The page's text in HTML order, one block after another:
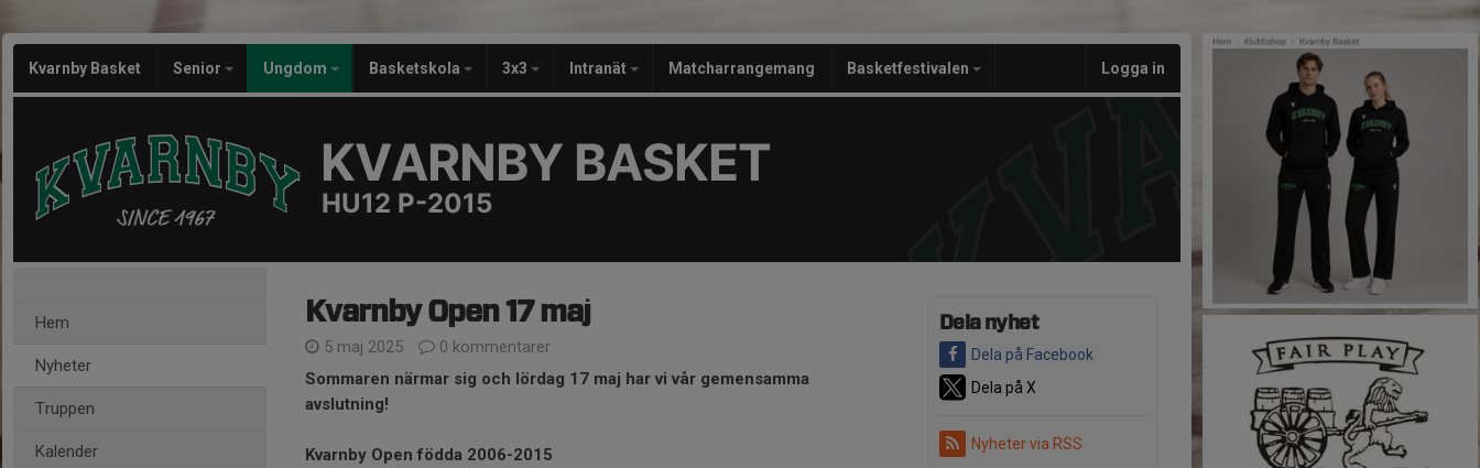
Kvarnby Basket Senior Ungdom Basketskola 3x3 Intranät Matcharrangemang Basketfestivalen Logga in
KVARNBY BASKET
HU12 P-2015
Hem
Nyheter
Truppen
Kalender
Dela nyhet
Dela på Facebook
Dela på X
Nyheter via RSS
Kvarnby Open 17 maj
5 maj 2025
0 kommentarer
Sommaren närmar sig och lördag 17 maj har vi vår gemensamma
avslutning!
Kvarnby Open födda 2006-2015